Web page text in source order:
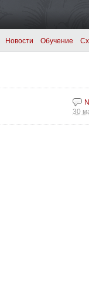
Новости Обучение
30